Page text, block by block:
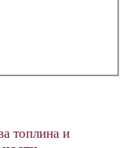
топлина и